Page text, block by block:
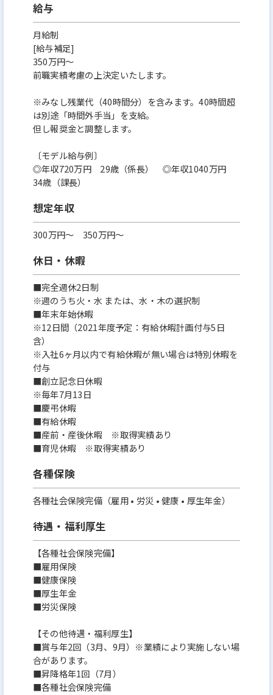
給与
月給制
[給与補足]
350万円～
前職実績考慮の上決定いたします。
※みなし残業代（40時間分）を含みます。40時間超
は別途「時間外手当」を支給。
但し報奨金と調整します。
〔モデル給与例〕
◎年収720万円 29歳（係長） ◎年収1040万円
34歳（課長）
想定年収
300万円〜 350万円～
休日・休暇
■完全週休2日制
※週のうち火・水 または、水・木の選択制
■年末年始休暇
※12日間（2021年度予定：有給休暇計画付与5日
含）
※入社6ヶ月以内で有給休暇が無い場合は特別休暇を
付与
■創立記念日休暇
※毎年7月13日
■慶弔休暇
■有給休暇
■産前・産後休暇 ※取得実績あり
■育児休暇 ※取得実績あり
各種保険
各種社会保険完備（雇用 • 労災 • 健康 • 厚生年金）
待遇・福利厚生
【各種社会保険完備】
■雇用保険
■健康保険
■厚生年金
■労災保険
【その他待遇・福利厚生】
■賞与年2回（3月、9月）※業績により実施しない場
合があります。
■昇降格年1回（7月）
■各種社会保険完備